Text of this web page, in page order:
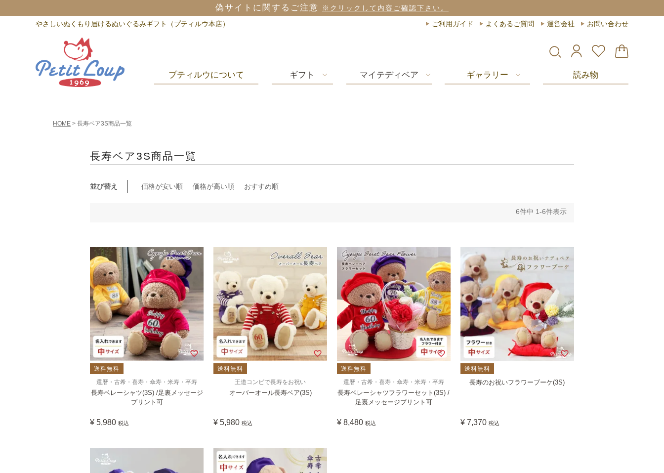
偽サイトに関するご注意 ※クリックして内容ご確認下さい。
やさしいぬくもり届けるぬいぐるみギフト（プティルウ本店） ご利用ガイド よくあるご質問 運営会社 お問い合わせ
プティルウについて ギフト マイテディベア ギャラリー 読み物
HOME 長寿ベア3S商品一覧
長寿ベア3S商品一覧
並び替え 価格が安い順 価格が高い順 おすすめ順
6件中 1-6件表示
送料無料
還暦・古希・喜寿・傘寿・米寿・卒寿
長寿ベレーシャツ(3S) /足裏メッセージ
プリント可
¥ 5,980 税込
送料無料
王道コンビで長寿をお祝い
オーバーオール長寿ベア(3S)
¥ 5,980 税込
送料無料
還暦・古希・喜寿・傘寿・米寿・卒寿
長寿ベレーシャツフラワーセット(3S) /
足裏メッセージプリント可
¥ 8,480 税込
送料無料
長寿のお祝いフラワーブーケ(3S)
¥ 7,370 税込